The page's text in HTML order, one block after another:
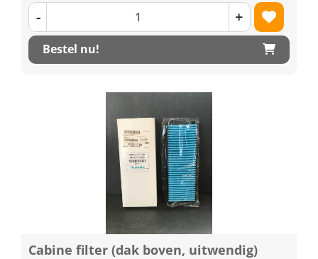
- +
Bestel nu!
Cabine filter (dak boven, uitwendig)